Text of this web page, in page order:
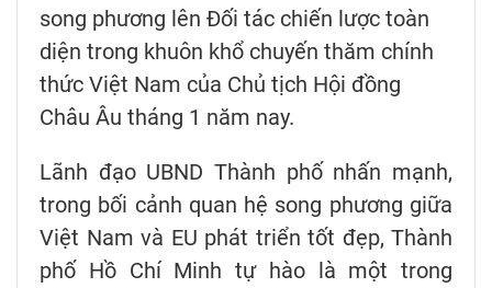
song phương lên Đối tác chiến lược toàn
diện trong khuôn khổ chuyến thăm chính
thức Việt Nam của Chủ tịch Hội đồng
Châu Âu tháng 1 năm nay.
Lãnh đạo UBND Thành phố nhấn mạnh,
trong bối cảnh quan hệ song phương giữa
Việt Nam và EU phát triển tốt đẹp, Thành
phố Hồ Chí Minh tự hào là một trong